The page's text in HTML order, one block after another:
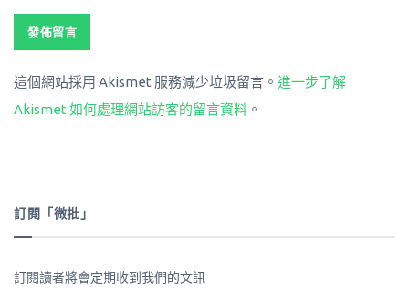
這個網站採用 Akismet 服務減少垃圾留言。 進一步了解
Akismet 如何處理網站訪客的留言資料 。
訂閱「微批」
訂閱讀者將會定期收到我們的文訊